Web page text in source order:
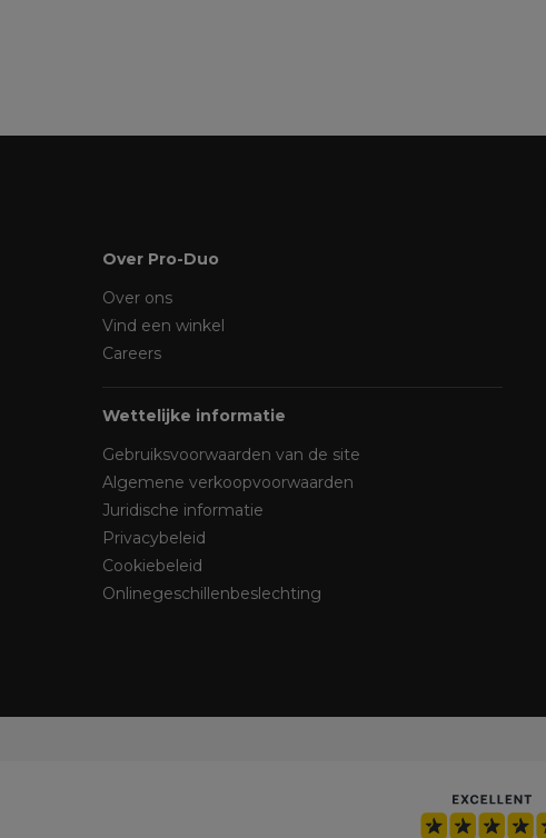
Over Pro-Duo
Over ons
Vind een winkel
Careers
Wettelijke informatie
Gebruiksvoorwaarden van de site
Algemene verkoopvoorwaarden
Juridische informatie
Privacybeleid
Cookiebeleid
Onlinegeschillenbeslechting